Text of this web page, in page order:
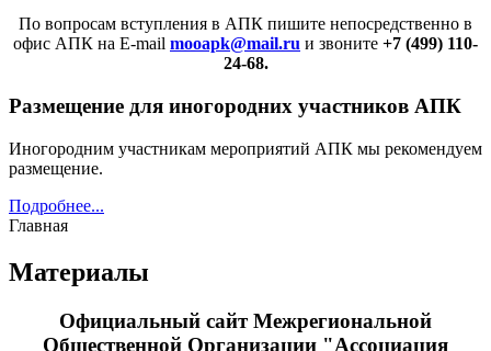
По вопросам вступления в АПК пишите непосредственно в
офис АПК на E-mail mooapk@mail.ru и звоните +7 (499) 110-
24-68.
Размещение для иногородних участников АПК
Иногородним участникам мероприятий АПК мы рекомендуем
размещение.
Подробнее...
Главная
Материалы
Официальный сайт Межрегиональной
Общественной Организации "Ассоциация